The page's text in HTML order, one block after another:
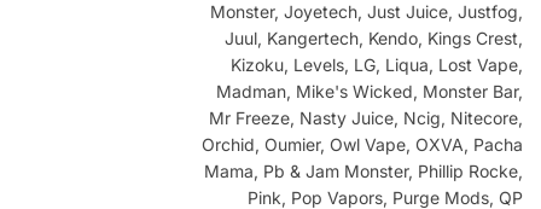
Monster, Joyetech, Just Juice, Justfog,
Juul, Kangertech, Kendo, Kings Crest,
Kizoku, Levels, LG, Liqua, Lost Vape,
Madman, Mike's Wicked, Monster Bar,
Mr Freeze, Nasty Juice, Ncig, Nitecore,
Orchid, Oumier, Owl Vape, OXVA, Pacha
Mama, Pb & Jam Monster, Phillip Rocke,
Pink, Pop Vapors, Purge Mods, QP